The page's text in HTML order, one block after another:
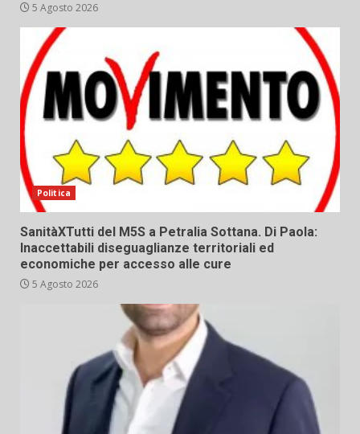
5 Agosto 2026
Politica
SanitàXTutti del M5S a Petralia Sottana. Di Paola:
Inaccettabili diseguaglianze territoriali ed
economiche per accesso alle cure
5 Agosto 2026